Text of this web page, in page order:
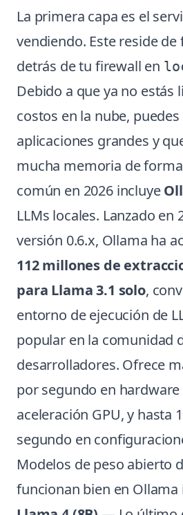
La primera capa es el
vendiendo. Este reside
detrás de tu firewall en
Debido a que ya no estás
costos en la nube,
aplicaciones grandes y
mucha memoria de
común en 2026 incluye
LLMs locales. Lanzado en
versión 0.6.x, Ollama ha
112 millones de
para Llama 3.1 solo,
entorno de ejecución de
popular en la comunidad
desarrolladores. Ofrece
por segundo en
aceleración GPU, y hasta
segundo en
Modelos de peso abierto
funcionan bien en Ollama